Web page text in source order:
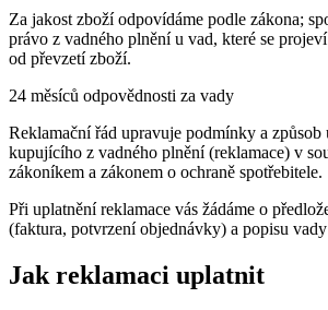
Za jakost zboží odpovídáme podle zákona;
právo z vadného plnění u vad, které se
od převzetí zboží.
24 měsíců odpovědnosti za vady
Reklamační řád upravuje podmínky a způsob
kupujícího z vadného plnění (reklamace) v
zákoníkem a zákonem o ochraně spotřebitele.
Při uplatnění reklamace vás žádáme o
(faktura, potvrzení objednávky) a popisu
Jak reklamaci uplatnit